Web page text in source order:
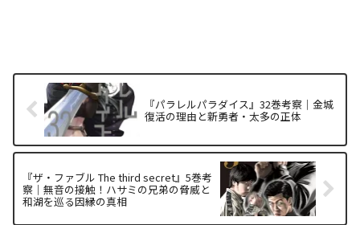
『パラレルパラダイス』32巻考察｜金城
復活の理由と新勇者・太多の正体
『ザ・ファブル The third secret』5巻考
察｜無音の接触！ハサミの兄弟の脅威と
和湖を巡る因縁の真相